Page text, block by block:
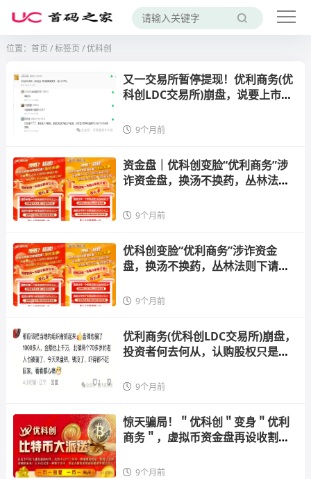
位置： 首页 /标签页 / 优科创
又一交易所暂停提现！优利商务(优
科创LDC交易所)崩盘，说要上市，
9个月前
资金盘｜优科创变脸“优利商务”涉
诈资金盘，换汤不换药，丛林法则
9个月前
优科创变脸“优利商务”涉诈资金
盘，换汤不换药，丛林法则下请投
9个月前
优利商务(优科创LDC交易所)崩盘，
投资者何去何从，认购股权只是二
9个月前
惊天骗局！＂优科创＂变身＂优利
商务＂，虚拟币资金盘再设收割陷
9个月前